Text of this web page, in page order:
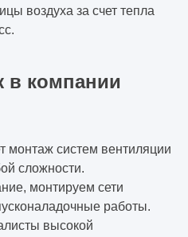
воздуха за счет тепла
в компании
систем вентиляции
сложности.
монтируем сети
работы.
высокой